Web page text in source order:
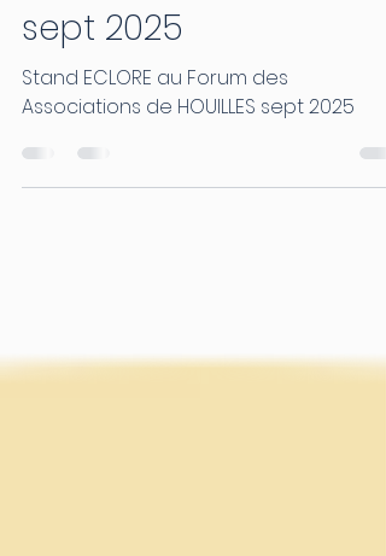
FORUM ECLORE HOUILLES
sept 2025
Stand ECLORE au Forum des
Associations de HOUILLES sept 2025